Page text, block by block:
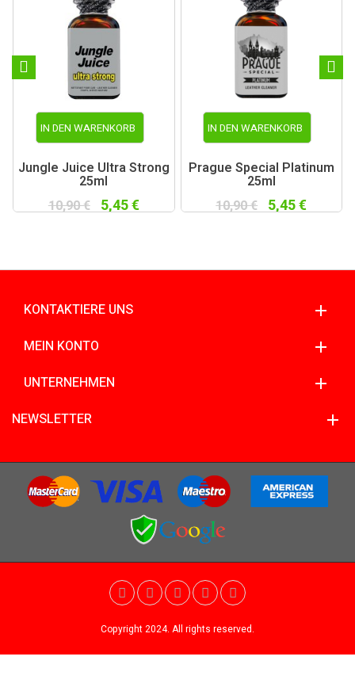
IN DEN WARENKORB
Jungle Juice Ultra Strong
25ml
10,90 € 5,45 €
IN DEN WARENKORB
Prague Special Platinum
25ml
10,90 € 5,45 €
KONTAKTIERE UNS
MEIN KONTO
UNTERNEHMEN
NEWSLETTER
Copyright 2024. All rights reserved.